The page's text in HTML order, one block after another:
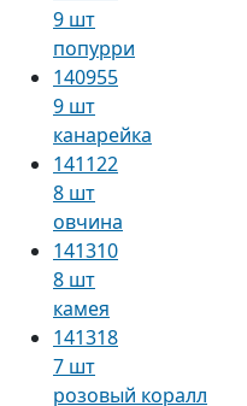
9 шт
попурри
140955
9 шт
канарейка
141122
8 шт
овчина
141310
8 шт
камея
141318
7 шт
розовый коралл